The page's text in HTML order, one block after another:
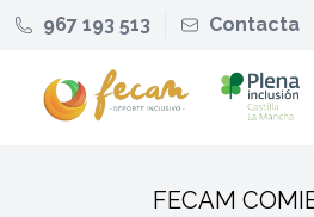
967 193 513 Contacta
FECAM